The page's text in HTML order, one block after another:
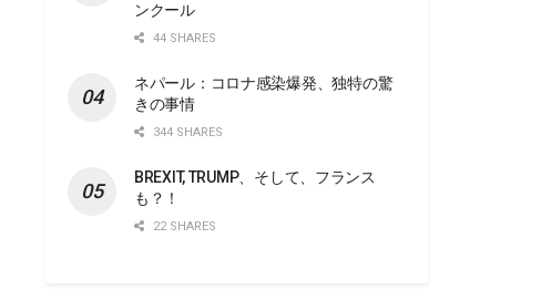
ンクール
44 SHARES
ネパール：コロナ感染爆発、独特の驚
きの事情
344 SHARES
BREXIT, TRUMP、そして、フランス
も？！
22 SHARES